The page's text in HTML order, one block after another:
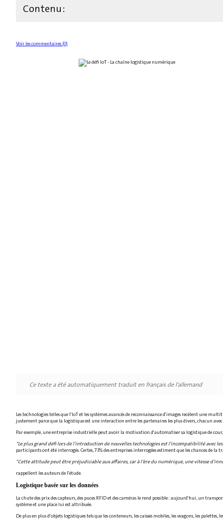
Contenu :
Voir les commentaires (0)
Ce texte a été automatiquement traduit en français de l'allemand
Les technologies telles que l'IoT et les systèmes avancés de reconnaissance d'images recèlent une
justement parce que la logistique est une interaction entre les partenaires les plus divers, chacun
Par exemple, une entreprise industrielle peut avoir la motivation d'automatiser sa logistique de
"Le plus grand défi lors de l'introduction de nouvelles technologies est l'incompatibilité avec
participants ont été interrogés. Certes, 73% des entreprises interrogées estiment que les chances de
"Cette attitude peut être préjudiciable aux affaires, car à l'ère du numérique, une vitesse
rappellent les auteurs de l'étude.
Logistique basée sur les données
La chute des prix des capteurs, des puces RFID et des caméras le rend possible : aujourd'hui, un
système et une place lui est attribuée.
De plus en plus d'objets logistiques tels que les conteneurs, les caisses mobiles, les wagons, les